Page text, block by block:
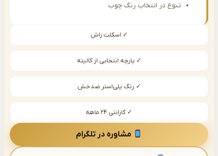
تنوع در انتخاب رنگ چوب
✓ اسکلت راش
✓ پارچه انتخابی از کالیته
✓ رنگ پلی‌استر ضدخش
مشاوره در تلگرام